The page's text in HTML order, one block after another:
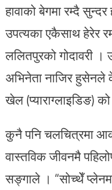
हावाको बेगमा रम्दै
उपत्यका एकैसाथ हेरेर
ललितपुरको गोदावरी
अभिनेता नाजिर हुसेनले
खेल (प्याराग्लाइडिङ)
कुनै पनि चलचित्रमा
वास्तविक जीवनमै
सङ्गाले । “सोच्थेँ